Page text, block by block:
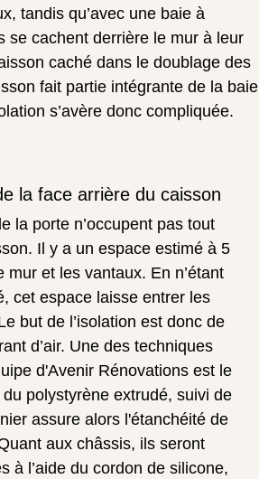
tandis qu’avec une baie à
se cachent derrière le mur à leur
caché dans le doublage des
fait partie intégrante de la baie
s’avère donc compliquée.
la face arrière du caisson
la porte n’occupent pas tout
Il y a un espace estimé à 5
mur et les vantaux. En n’étant
cet espace laisse entrer les
but de l’isolation est donc de
d’air. Une des techniques
d'Avenir Rénovations est le
polystyrène extrudé, suivi de
assure alors l'étanchéité de
aux châssis, ils seront
à l’aide du cordon de silicone,